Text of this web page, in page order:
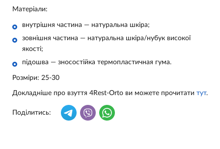
Матеріали:
внутрішня частина — натуральна шкіра;
зовнішня частина — натуральна шкіра/нубук високої
якості;
підошва — зносостійка термопластичная гума.
Розміри: 25-30
Докладніше про взуття 4Rest-Orto ви можете прочитати тут.
Поділитись: